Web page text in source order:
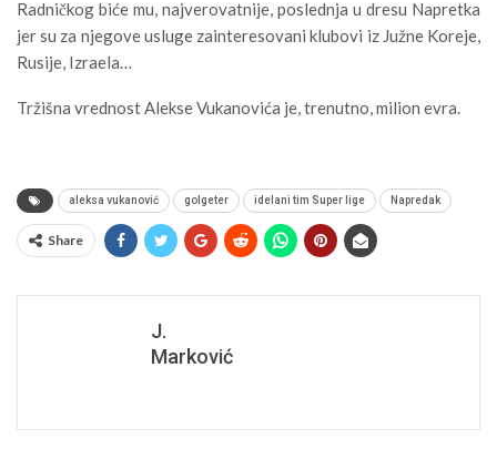
Radničkog biće mu, najverovatnije, poslednja u dresu Napretka
jer su za njegove usluge zainteresovani klubovi iz Južne Koreje,
Rusije, Izraela…
Tržišna vrednost Alekse Vukanovića je, trenutno, milion evra.
aleksa vukanović golgeter idelani tim Super lige Napredak
Share
J.
Marković